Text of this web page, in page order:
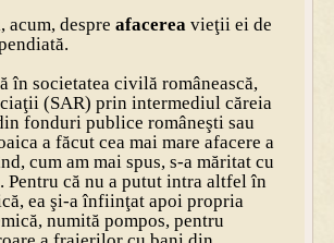
acum, despre afacereavieţii ei de
în societatea civilă românească,
(SAR) prin intermediul căreia
fonduri publice româneşti sau
a făcut cea mai mare afacere a
cum am mai spus, s-a măritat cu
Pentru că nu a putut intra altfel în
ea şi-a înfiinţat apoi propria
numită pompos, pentru